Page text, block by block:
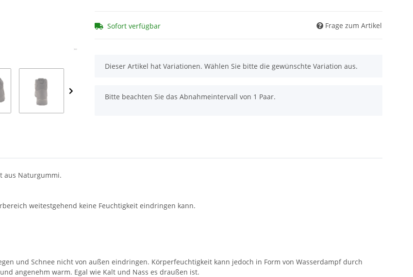
Sofort verfügbar Frage zum Artikel
x
Dieser Artikel hat Variationen. Wählen Sie bitte die gewünschte Variation aus.
x
Bitte beachten Sie das Abnahmeintervall von 1 Paar.
aus Naturgummi.
weitestgehend keine Feuchtigkeit eindringen kann.
und Schnee nicht von außen eindringen. Körperfeuchtigkeit kann jedoch in Form von Wasserdampf durch
angenehm warm. Egal wie Kalt und Nass es draußen ist.